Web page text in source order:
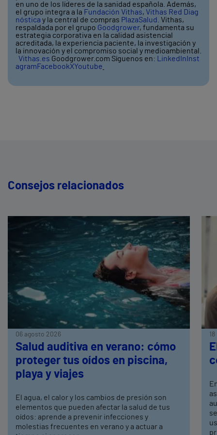
en uno de los líderes de la sanidad española. Además,
el grupo integra a la Fundación Vithas, Vithas Red Diag
nóstica y la central de compras PlazaSalud . Vithas,
respaldada por el grupo Goodgrower, fundamenta su
estrategia corporativa en la calidad asistencial
acreditada, la experiencia paciente, la investigación y
la innovación y el compromiso social y medioambiental.
Vithas.es Goodgrower.com Síguenos en: LinkedIn Inst
agramFacebookXYoutube
Consejos relacionados
06 agosto 2026
Salud auditiva en verano: cómo
proteger tus oídos en piscina,
playa y viajes
El agua, el calor y los cambios de presión son
elementos que pueden afectar la salud de tus
oídos: aprende a prevenir infecciones y
molestias frecuentes en verano y a actuar a